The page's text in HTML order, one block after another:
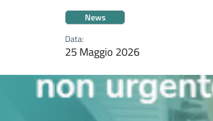
News
Data:
25 Maggio 2026